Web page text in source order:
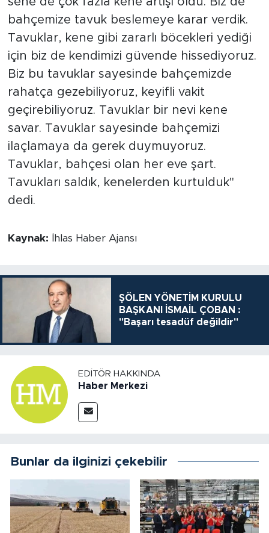
bahçemize tavuk beslemeye karar verdik.
Tavuklar, kene gibi zararlı böcekleri yediği
için biz de kendimizi güvende hissediyoruz.
Biz bu tavuklar sayesinde bahçemizde
rahatça gezebiliyoruz, keyifli vakit
geçirebiliyoruz. Tavuklar bir nevi kene
savar. Tavuklar sayesinde bahçemizi
ilaçlamaya da gerek duymuyoruz.
Tavuklar, bahçesi olan her eve şart.
Tavukları saldık, kenelerden kurtulduk"
dedi.
Kaynak: İhlas Haber Ajansı
ŞÖLEN YÖNETİM KURULU
BAŞKANI İSMAİL ÇOBAN :
"Başarı tesadüf değildir"
EDITÖR HAKKINDA
Haber Merkezi
Bunlar da ilginizi çekebilir